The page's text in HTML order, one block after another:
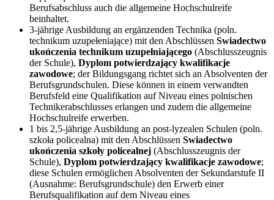
Berufsabschluss auch die allgemeine Hochschulreife
beinhaltet.
3-jährige Ausbildung an ergänzenden Technika (poln.
technikum uzupełeniające) mit den Abschlüssen Swiadectwo
ukończenia technikum uzupełniającego (Abschlusszeugnis
der Schule), Dyplom potwierdzający kwalifikacje
zawodowe; der Bildungsgang richtet sich an Absolventen der
Berufsgrundschulen. Diese können in einem verwandten
Berufsfeld eine Qualifikation auf Niveau eines polnischen
Technikerabschlusses erlangen und zudem die allgemeine
Hochschulreife erwerben.
1 bis 2,5-jährige Ausbildung an post-lyzealen Schulen (poln.
szkoła policealna) mit den Abschlüssen Swiadectwo
ukończenia szkoły policealnej (Abschlusszeugnis der
Schule), Dyplom potwierdzający kwalifikacje zawodowe;
diese Schulen ermöglichen Absolventen der Sekundarstufe II
(Ausnahme: Berufsgrundschule) den Erwerb einer
Berufsqualifikation auf dem Niveau eines